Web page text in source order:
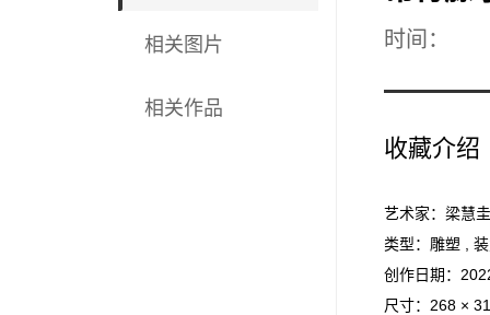
相关图片
相关作品
时间：
收藏介绍
艺术家：梁慧圭
类型： 雕塑
创作日期：
尺寸：268 ×